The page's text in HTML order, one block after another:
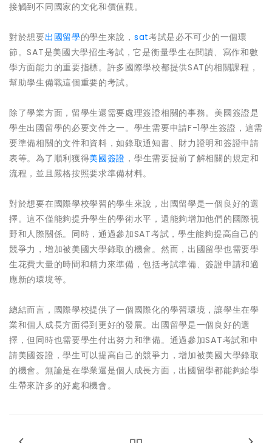
接觸到不同國家的文化和價值觀。
對於想要出國留學的學生來說， sat考試是必不可少的一個環
節。SAT是美國大學招生考試，它是衡量學生在閱讀、寫作和數
學方面能力的重要指標。許多國際學校都提供SAT的相關課程，
幫助學生備戰這個重要的考試。
除了學業方面，留學生還需要處理簽證相關的事務。美國簽證是
學生出國留學的必要文件之一。學生需要申請F-1學生簽證，這需
要準備相關的文件和資料，如錄取通知書、財力證明和簽證申請
表等。為了順利獲得美國簽證 ，學生需要提前了解相關的規定和
流程，並且嚴格按照要求準備材料。
對於想要在國際學校學習的學生來說，出國留學是一個良好的選
擇。這不僅能夠提升學生的學術水平，還能夠增加他們的國際視
野和人際關係。同時，通過參加SAT考試，學生能夠提高自己的
競爭力，增加被美國大學錄取的機會。然而，出國留學也需要學
生花費大量的時間和精力來準備，包括考試準備、簽證申請和適
應新的環境等。
總結而言，國際學校提供了一個國際化的學習環境，讓學生在學
業和個人成長方面得到更好的發展。出國留學是一個良好的選
擇，但同時也需要學生付出努力和準備。通過參加SAT考試和申
請美國簽證，學生可以提高自己的競爭力，增加被美國大學錄取
的機會。無論是在學業還是個人成長方面，出國留學都能夠給學
生帶來許多的好處和機會。